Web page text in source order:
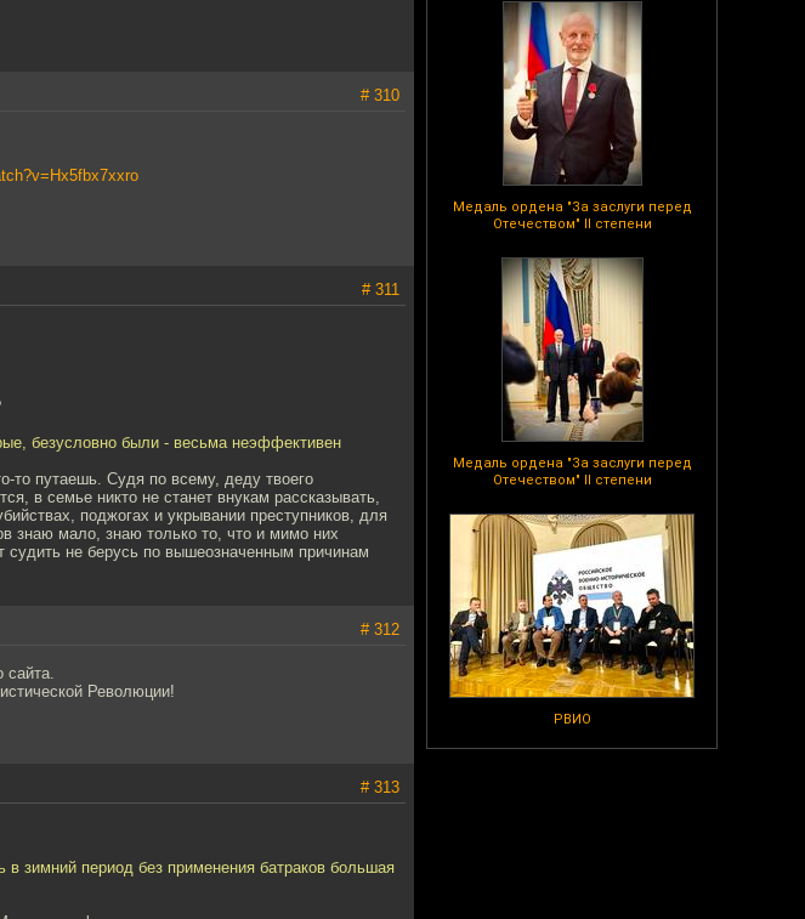
Медаль ордена "За заслуги перед
Отечеством" II степени
Медаль ордена "За заслуги перед
Отечеством" II степени
РВИО
# 310
# 311
безусловно были - весьма неэффективен
то путаешь. Судя по всему, деду твоего
в семье никто не станет внукам рассказывать,
поджогах и укрывании преступников, для
знаю мало, знаю только то, что и мимо них
судить не берусь по вышеозначенным причинам
# 312
сайта.
Революции!
# 313
зимний период без применения батраков большая